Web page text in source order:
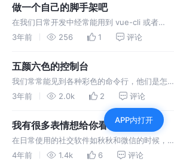
做一个自己的脚手架吧
在我们日常开发中经常能用到 vue-cli 或者
create-react-app 等脚手架去创建项目的模
里面的一些过程。
3年前 256 1 评论
五颜六色的控制台
我们常常能见到各种彩色的命令行，他们是怎么
实现的呢？本文将带你解析 Chalk 并实现一个
mini 版本，理解背后的原理～
3年前 2.0k 2 评论
我有很多表情想给你看
在日常使用的社交软件如秋秋和微信的时候，我
们常能用到他们的表情功能，非常的方便快捷。
4年前 1.4k 6 评论
APP内打开